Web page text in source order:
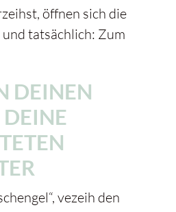
öffnen sich die
tatsächlich: Zum
DEINEN
vezeih den